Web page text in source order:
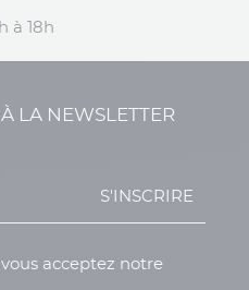
à 18h
LA NEWSLETTER
S'INSCRIRE
acceptez notre